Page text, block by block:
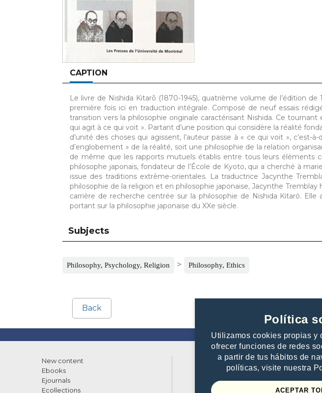
Política
Utilizamos cookies propias y
ofrecer funciones de redes
a partir de tus hábitos de
políticas, visite nuestra
ACEPTAR
CAPTION
Le livre de Nishida Kitarō (1870-1945), quatrième volume de l’édition
première fois ici en traduction intégrale. Composé de neuf essais
transition vers la philosophie originale caractérisant Nishida. Ce
qui agit à ce qui voit ». Partant d’une position qui considère la réalité
d’unité des choses qui agissent, l’auteur passe à « ce qui voit »,
d’englobement » de la réalité, soit une philosophie de la relation
de même que les rapports mutuels établis entre tous leurs éléments
philosophe japonais, fondateur de l’École de Kyoto, qui a cherché à
issue des traditions extrême-orientales. La traductrice Jacynthe
philosophie de la religion et en philosophie japonaise, Jacynthe
carrière de recherche centrée sur la philosophie de Nishida Kitarô. Elle
portant sur la philosophie japonaise du XXe siècle.
Subjects
Philosophy, Psychology, Religion > Philosophy, Ethics
Back
New content
Ebooks
Ejournals
Ecollections
List of publishers
What we offer to publishers
Libraries